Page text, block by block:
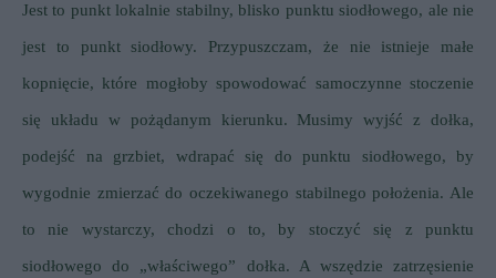
Jest to punkt lokalnie stabilny, blisko punktu siodłowego, ale nie
jest to punkt siodłowy. Przypuszczam, że nie istnieje małe
kopnięcie, które mogłoby spowodować samoczynne stoczenie
się układu w pożądanym kierunku. Musimy wyjść z dołka,
podejść na grzbiet, wdrapać się do punktu siodłowego, by
wygodnie zmierzać do oczekiwanego stabilnego położenia. Ale
to nie wystarczy, chodzi o to, by stoczyć się z punktu
siodłowego do „właściwego” dołka. A wszędzie zatrzęsienie